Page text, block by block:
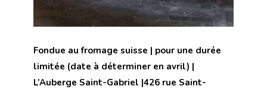
Fondue au fromage suisse | pour une durée
limitée (date à déterminer en avril) |
L’Auberge Saint-Gabriel |426 rue Saint-